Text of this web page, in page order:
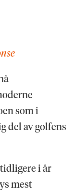
som i
del av golfens
i år
mest